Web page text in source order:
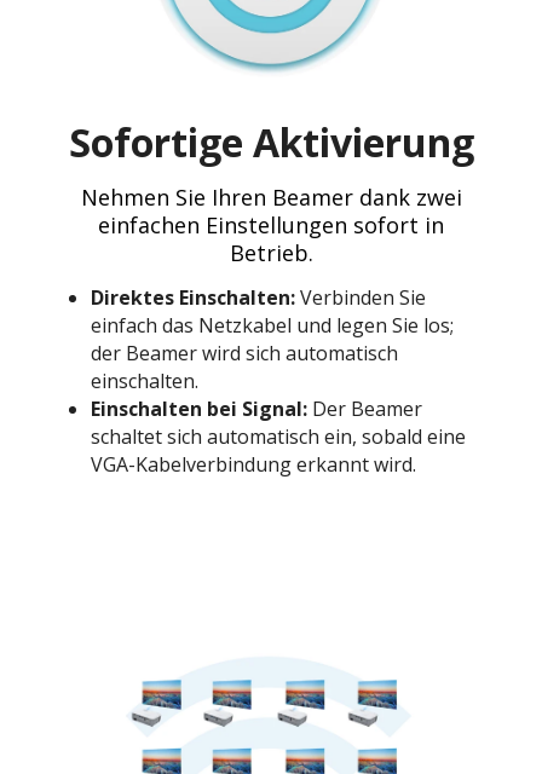
Sofortige Aktivierung
Nehmen Sie Ihren Beamer dank zwei
einfachen Einstellungen sofort in
Betrieb.
Direktes Einschalten:Verbinden Sie
einfach das Netzkabel und legen Sie los;
der Beamer wird sich automatisch
einschalten.
Einschalten bei Signal: Der Beamer
schaltet sich automatisch ein, sobald eine
VGA-Kabelverbindung erkannt wird.